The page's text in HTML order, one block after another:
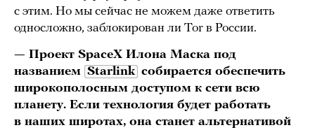
с этим. Но мы сейчас не можем даже ответить
односложно, заблокирован ли Tor в России.
— Проект SpaceX Илона Маска под
названием Starlink собирается обеспечить
широкополосным доступом к сети всю
планету. Если технология будет работать
в наших широтах, она станет альтернативой